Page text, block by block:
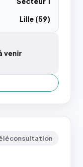
Lille (59)
venir